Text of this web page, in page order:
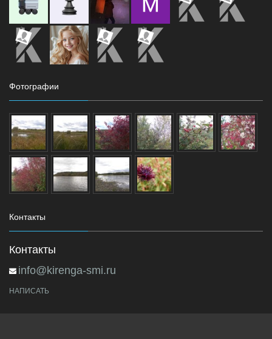
Фотографии
Контакты
Контакты
info@kirenga-smi.ru
НАПИСАТЬ